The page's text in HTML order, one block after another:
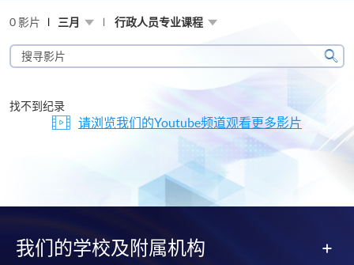
0 影片 三月 行政人员专业课程
搜
寻
片
搜
找不到纪录
请浏览我们的Youtube频道观看更多影片
我们的学校及附属机构